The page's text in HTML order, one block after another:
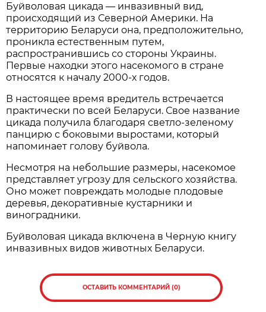
Буйволовая цикада — инвазивный вид,
происходящий из Северной Америки. На
территорию Беларуси она, предположительно,
проникла естественным путем,
распространившись со стороны Украины.
Первые находки этого насекомого в стране
относятся к началу 2000-х годов.
В настоящее время вредитель встречается
практически по всей Беларуси. Свое название
цикада получила благодаря светло-зеленому
панцирю с боковыми выростами, который
напоминает голову буйвола.
Несмотря на небольшие размеры, насекомое
представляет угрозу для сельского хозяйства.
Оно может повреждать молодые плодовые
деревья, декоративные кустарники и
виноградники.
Буйволовая цикада включена в Черную книгу
инвазивных видов животных Беларуси.
ОСТАВИТЬ КОММЕНТАРИЙ (0)